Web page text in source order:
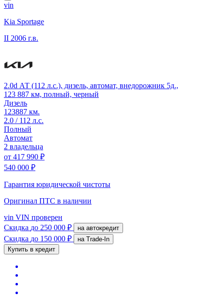
vin
Kia Sportage
II 2006 г.в.
2.0d АТ (112 л.с.), дизель, автомат, внедорожник 5д.,
123 887 км, полный, черный
Дизель
123887 км.
2.0 / 112 л.с.
Полный
Автомат
2 владельца
от 417 990 ₽
540 000 ₽
Гарантия юридической чистоты
Оригинал ПТС в наличии
vin VIN проверен
Скидка до 250 000 ₽ на автокредит
Скидка до 150 000 ₽
на Trade-In
Купить в кредит